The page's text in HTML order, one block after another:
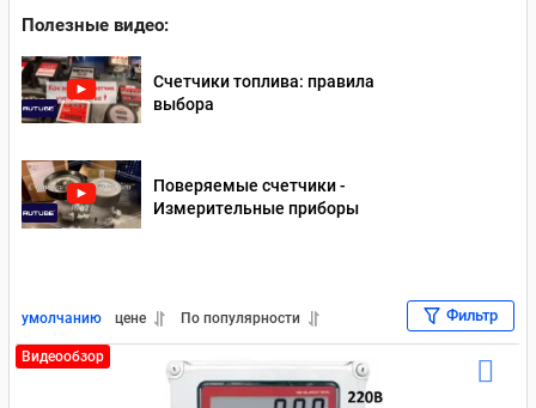
Полезные видео:
Счетчики топлива: правила
выбора
Поверяемые счетчики -
Измерительные приборы
умолчанию цене По популярности Фильтр
Видеообзор